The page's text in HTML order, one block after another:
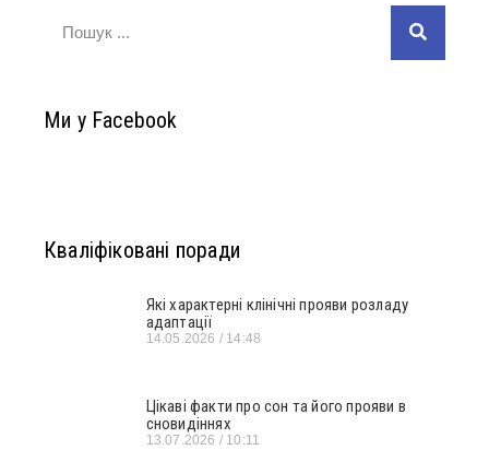
Ми у Facebook
Кваліфіковані поради
Які характерні клінічні прояви розладу
адаптації
14.05.2026 14:48
Цікаві факти про сон та його прояви в
сновидіннях
13.07.2026 10:11